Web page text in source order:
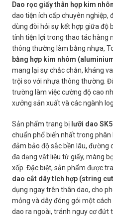
Dao rọc giấy thân hợp kim
dao tiện ích cấp chuyên nghiệp,
dùng đòi hỏi sự kết hợp giữa độ
tính tiện lợi trong thao tác hàng
thông thường làm bằng nhựa,
bằng hợp kim nhôm
mang lại sự chắc chắn, kháng
trội so với nhựa thông thường.
trường làm việc cường độ cao
xưởng sản xuất và các ngành
Sản phẩm trang bị lưỡi dao
chuẩn phổ biến nhất trong
đảm bảo độ sắc bền lâu, đường
đa dạng vật liệu từ giấy, màng
xốp. Đặc biệt, sản phẩm được
dao cắt dây tích hợp (string
dụng ngay trên thân dao, cho
mỏng và dây đóng gói một
dao ra ngoài, tránh nguy cơ đứt